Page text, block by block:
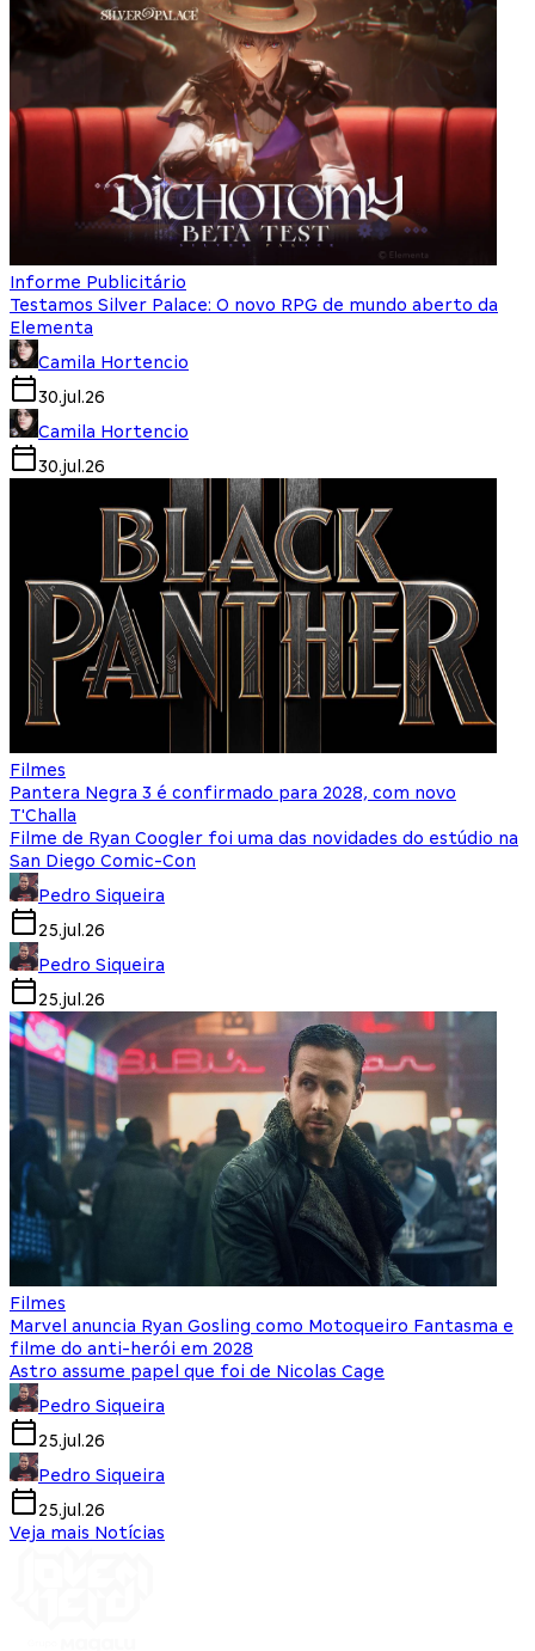
Informe Publicitário
Testamos Silver Palace: O novo RPG de mundo aberto da
Elementa
Camila Hortencio
30.jul.26
Camila Hortencio
30.jul.26
Filmes
Pantera Negra 3 é confirmado para 2028, com novo
T'Challa
Filme de Ryan Coogler foi uma das novidades do estúdio na
San Diego Comic-Con
Pedro Siqueira
25.jul.26
Pedro Siqueira
25.jul.26
Filmes
Marvel anuncia Ryan Gosling como Motoqueiro Fantasma e
filme do anti-herói em 2028
Astro assume papel que foi de Nicolas Cage
Pedro Siqueira
25.jul.26
Pedro Siqueira
25.jul.26
Veja mais Notícias